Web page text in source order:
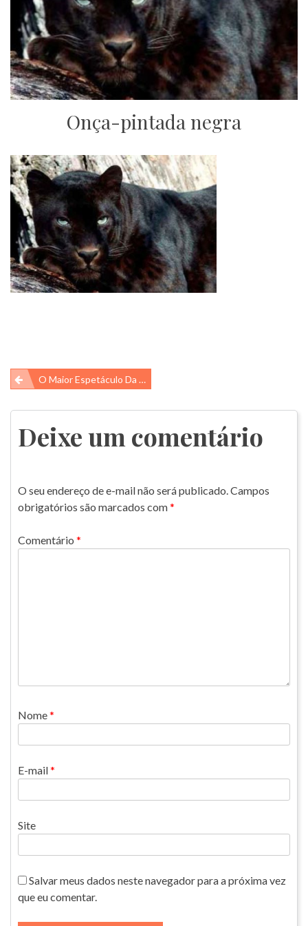
Onça-pintada negra
Navegação
de
Post
O Maior Espetáculo Da Terra Está Chegando
Deixe um comentário
O seu endereço de e-mail não será publicado. Campos
obrigatórios são marcados com*
Comentário *
Nome*
E-mail*
Site
Salvar meus dados neste navegador para a próxima vez
que eu comentar.